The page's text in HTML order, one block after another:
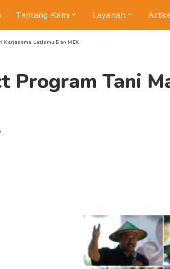
Tentang Kami Layanan
Lazismu Dan MEK
Program Tani